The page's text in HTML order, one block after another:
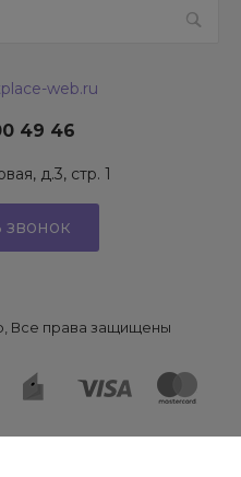
web.ru
49 46
д.3, стр. 1
звонок
Все права защищены